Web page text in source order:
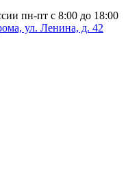
пн-пт с 8:00 до 18:00
ул. Ленина, д. 42